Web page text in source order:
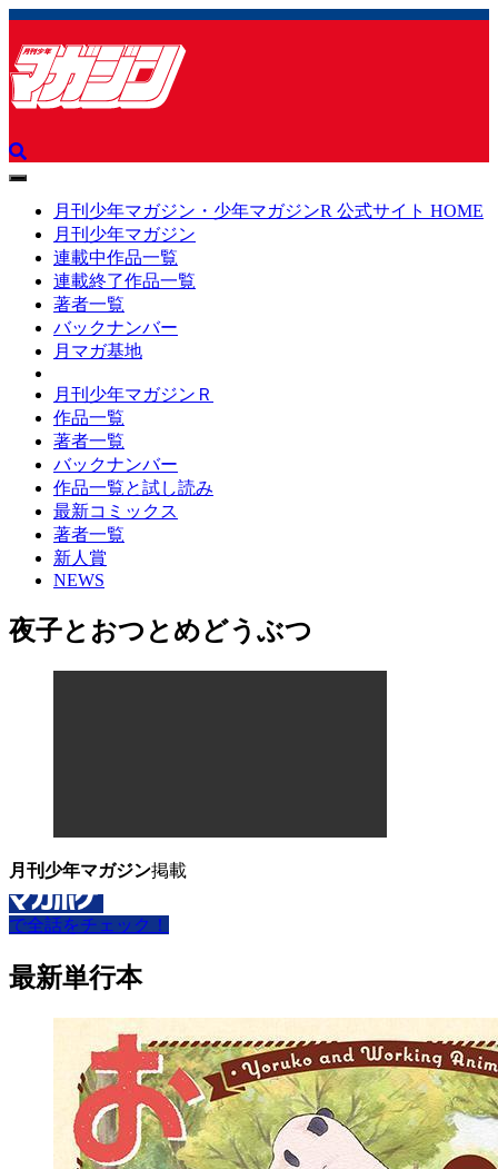
toggle
navigation月刊少年マガジン・少年マガジンR 公式サイト HOME
月刊少年マガジン
連載中作品一覧
連載終了作品一覧
著者一覧
バックナンバー
月マガ基地
月刊少年マガジンＲ
作品一覧
著者一覧
バックナンバー
作品一覧と試し読み
最新コミックス
著者一覧
新人賞
NEWS
夜子とおつとめどうぶつ
月刊少年マガジン掲載
で全話をチェック！
最新単行本